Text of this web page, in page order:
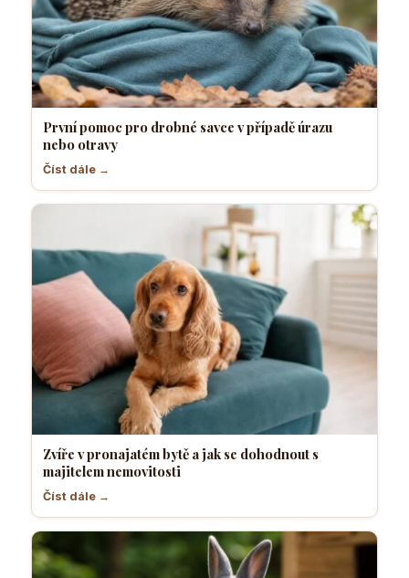
První pomoc pro drobné savce v případě úrazu
nebo otravy
Číst dále →
Zvíře v pronajatém bytě a jak se dohodnout s
majitelem nemovitosti
Číst dále →